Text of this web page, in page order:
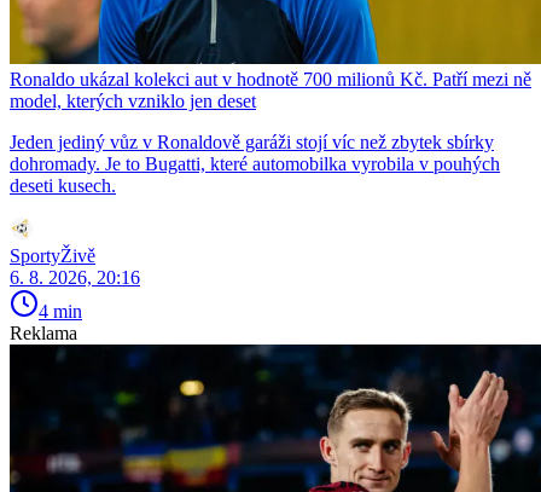
Ronaldo ukázal kolekci aut v hodnotě 700 milionů Kč. Patří mezi ně
model, kterých vzniklo jen deset
Jeden jediný vůz v Ronaldově garáži stojí víc než zbytek sbírky
dohromady. Je to Bugatti, které automobilka vyrobila v pouhých
deseti kusech.
SportyŽivě
6. 8. 2026, 20:16
4 min
Reklama